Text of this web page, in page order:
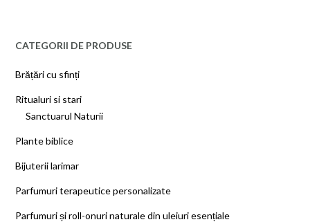
CATEGORII DE PRODUSE
Brățări cu sfinți
Ritualuri si stari
Sanctuarul Naturii
Plante biblice
Bijuterii larimar
Parfumuri terapeutice personalizate
Parfumuri și roll-onuri naturale din uleiuri esențiale